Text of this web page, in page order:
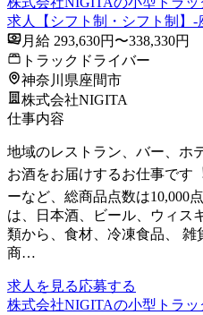
求人【シフト制・シフト制】-
月給 293,630円〜338,330円
トラックドライバー
神奈川県座間市
株式会社NIGITA
仕事内容
地域のレストラン、バー、ホ
お酒をお届けするお仕事です
ーなど、総商品点数は10,000
は、⽇本酒、ビール、ウィス
類から、⾷材、冷凍⾷品、
商…
求人を見る応募する
株式会社NIGITAの小型トラ